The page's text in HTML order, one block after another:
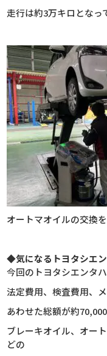
走行は約3万キロとなっ
オートマオイルの交換
◆気になるトヨタシエ
今回のトヨタシエンタ
法定費用、検査費用、
あわせた総額が約
ブレーキオイル、オー
どの